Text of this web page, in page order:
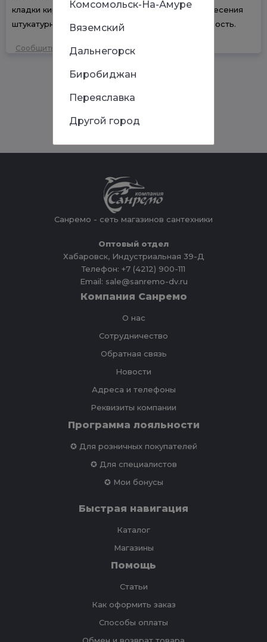
кладки кирпича; перемешивания растворов; нанесения
штукатурно-отделочных материалов на поверхность.
Сообщить об ошибке
Санремо - сеть магазинов сантехники
Оптовый отдел
Хабаровск, Индустриальная 39-Д
Телефон: +7 (4212) 900-111
Email: sale@sanremo-dv.ru
Компания Санремо
О нас
Сотрудничество
Обратная связь
Новости
Адреса и телефоны
Реквизиты компании
Программа лояльности
✪ Для розничных покупателей
✪ Для специалистов
✪ Мои бонусы
Быстрая навигация
Каталог
Магазины
Помощь
Статьи
Как оформить заказ
Способы оплаты
Комсомольск-На-Амуре
Вяземский
Дальнегорск
Биробиджан
Переяславка
Другой город